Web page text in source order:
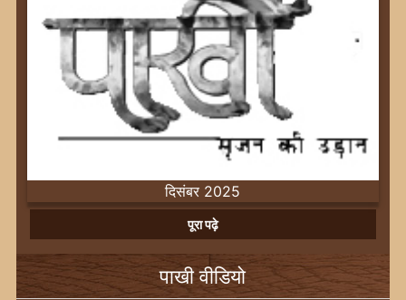
दिसंबर 2025
Previous
Next
पूरा पढ़े
पाखी वीडियो